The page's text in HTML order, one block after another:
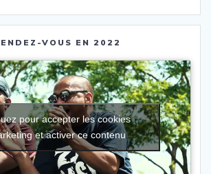
VOUS EN 2022
pour accepter les cookies
et activer ce contenu